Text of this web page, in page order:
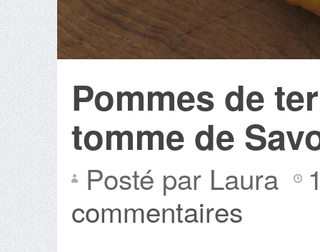
Pommes de
tomme de
Posté par Laura
commentaires